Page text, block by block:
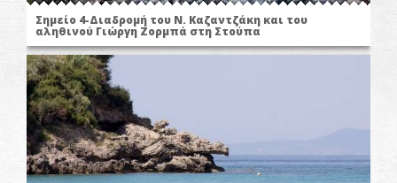
Σημείο 4-Διαδρομή του Ν. Καζαντζάκη και του
αληθινού Γιώργη Ζορμπά στη Στούπα